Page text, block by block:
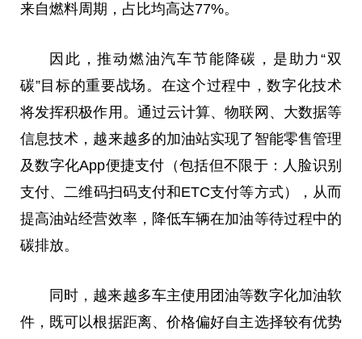
来自燃料周期，占比均高达77%。
因此，推动燃油汽车节能降碳，是助力“双
碳”目标的重要战场。在这个过程中，数字化技术
将发挥积极作用。通过云计算、物联网、大数据等
信息技术，越来越多的加油站实现了智能零售管理
及数字化App便捷支付（包括但不限于：人脸识别
支付、二维码扫码支付和ETC支付等方式），从而
提高油站经营效率，降低车辆在加油等待过程中的
碳排放。
同时，越来越多车主使用团油等数字化加油软
件，既可以根据距离、价格偏好自主选择较有优势